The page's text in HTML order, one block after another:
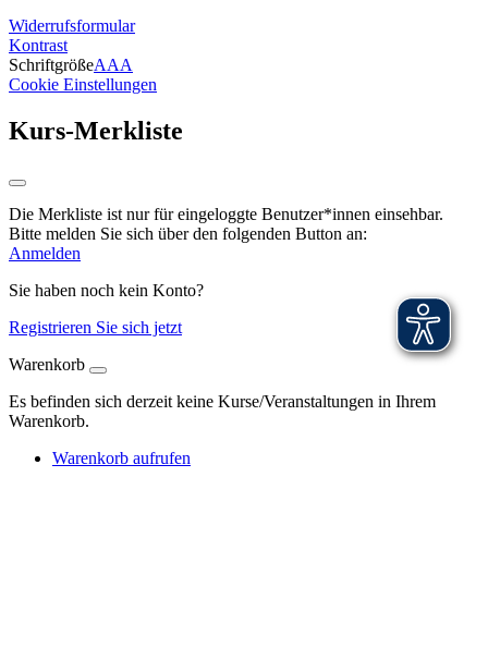
Widerrufsformular
Kontrast
SchriftgrößeAAA
Cookie Einstellungen
Kurs-Merkliste
Die Merkliste ist nur für eingeloggte Benutzer*innen einsehbar.
Bitte melden Sie sich über den folgenden Button an:
Anmelden
Sie haben noch kein Konto?
Registrieren Sie sich jetzt
Warenkorb
Es befinden sich derzeit keine Kurse/Veranstaltungen in Ihrem
Warenkorb.
Warenkorb aufrufen